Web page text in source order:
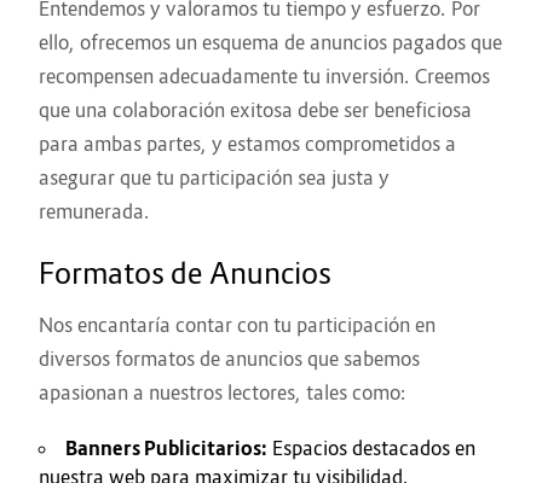
Entendemos y valoramos tu tiempo y esfuerzo. Por
ello, ofrecemos un esquema de anuncios pagados que
recompensen adecuadamente tu inversión. Creemos
que una colaboración exitosa debe ser beneficiosa
para ambas partes, y estamos comprometidos a
asegurar que tu participación sea justa y
remunerada.
Formatos de Anuncios
Nos encantaría contar con tu participación en
diversos formatos de anuncios que sabemos
apasionan a nuestros lectores, tales como:
Banners Publicitarios: Espacios destacados en
nuestra web para maximizar tu visibilidad.